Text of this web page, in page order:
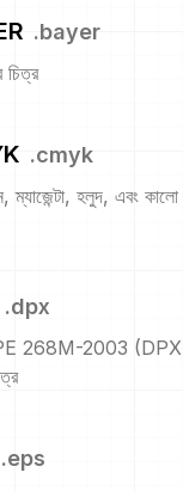
.bayer
চিত্র
.cmyk
ম্যাজেন্টা, হলুদ, এবং কালো
.dpx
268M-2003 (DPX
.eps